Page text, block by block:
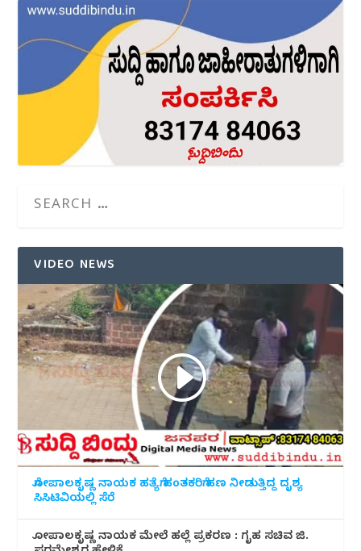
VIDEO NEWS
ಗೋಪಾಲಕೃಷ್ಣ ನಾಯಕ ಹತ್ಯೆಗೆ ಹಂತಕರಿಗೆ ಹಣ ನೀಡುತ್ತಿದ್ದ ದೃಶ್ಯ
ಸಿಸಿಟಿವಿಯಲ್ಲಿ ಸೆರೆ
ಗೋಪಾಲಕೃಷ್ಣ ನಾಯಕ ಮೇಲೆ ಹಲ್ಲೆ ಪ್ರಕರಣ : ಗೃಹ ಸಚಿವ ಜಿ.